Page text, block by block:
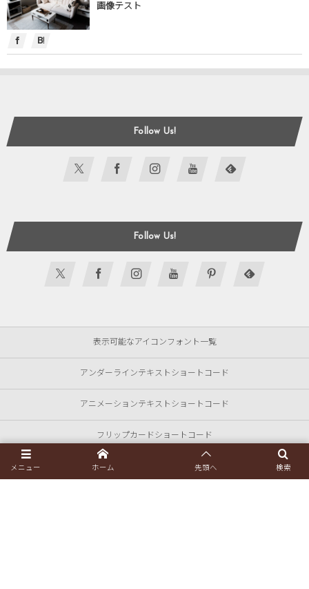
画像テスト
Follow Us!
Follow Us!
表示可能なアイコンフォント一覧
アンダーラインテキストショートコード
アニメーションテキストショートコード
フリップカードショートコード
セールスパネルショートコード
メニュー 検索
ホーム 先頭へ